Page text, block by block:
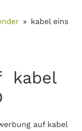
kabel eins
kabel
auf kabel